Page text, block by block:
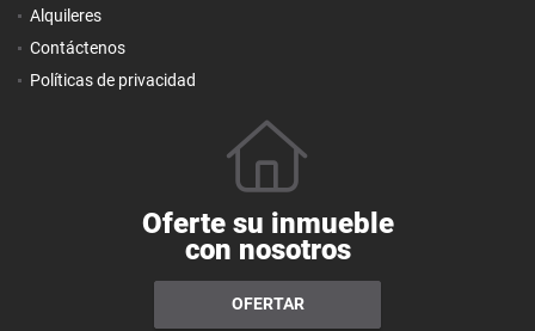
Alquileres
Contáctenos
Políticas de privacidad
Oferte su inmueble
con nosotros
OFERTAR